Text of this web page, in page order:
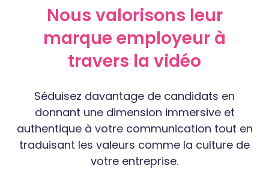
Nous valorisons leur
marque employeur à
travers la vidéo
Séduisez davantage de candidats en
donnant une dimension immersive et
authentique à votre communication tout en
traduisant les valeurs comme la culture de
votre entreprise.